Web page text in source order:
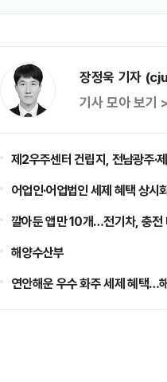
장정욱 기자
기사 모아 보기 >
제2우주센터 건립지, 전남광주·
어업인·어업법인 세제 혜택 상
깔아둔 앱만 10개…전기차, 충전
해양수산부
연안해운 우수 화주 세제 혜택…